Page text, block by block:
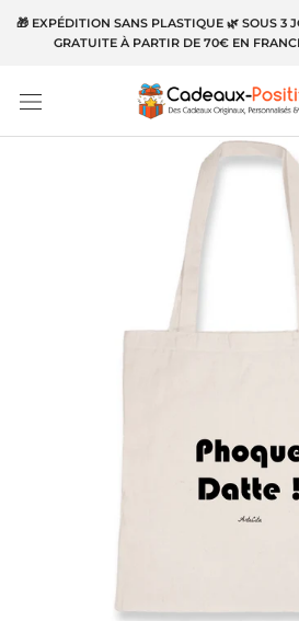
Aller🎁 EXPÉDITION SANS PLASTIQUE 🌿 SOUS 3
GRATUITE À PARTIR DE 70€ EN